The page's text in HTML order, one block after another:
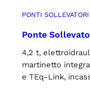
PONTI
Ponte
4,2 t,
martinetto
e TEq-Link,